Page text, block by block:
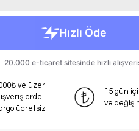
ve üzeri
ücretsiz
15 gün
ve